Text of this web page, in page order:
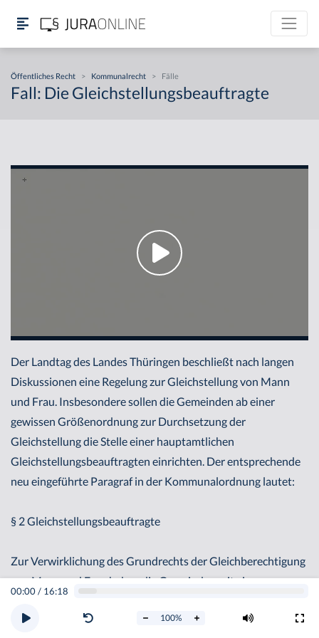
Öffentliches Recht > Kommunalrecht > Fälle
Fall: Die Gleichstellungsbeauftragte
00:00/ 16:18
100%
Der Landtag des Landes Thüringen beschließt nach langen
Diskussionen eine Regelung zur Gleichstellung von Mann
und Frau. Insbesondere sollen die Gemeinden ab einer
gewissen Größenordnung zur Durchsetzung der
Gleichstellung die Stelle einer hauptamtlichen
Gleichstellungsbeauftragten einrichten. Der entsprechende
neu eingeführte Paragraf in der Kommunalordnung lautet:
§ 2 Gleichstellungsbeauftragte
Zur Verwirklichung des Grundrechts der Gleichberechtigung
von Mann und Frau haben die Gemeinden mit eigener
Gleichstellungsbeauftragte ist in Gemeinden mit mehr als